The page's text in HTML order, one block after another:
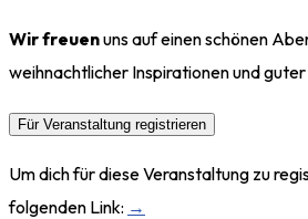
Wir freuenuns auf einen schönen
weihnachtlicher Inspirationen und
Für Veranstaltung registrieren
Um dich für diese Veranstaltung zu
folgenden Link: →